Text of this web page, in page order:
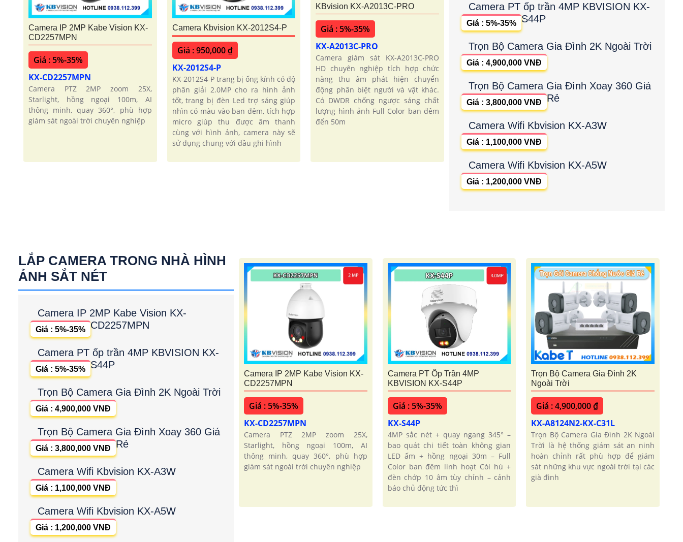
'
Camera IP 2MP Kabe Vision KX-
CD2257MPN
Giá : 5%-35%
KX-CD2257MPN
Camera PTZ 2MP zoom 25X,
Starlight, hồng ngoại 100m, AI
thông minh, quay 360°, phù hợp
giám sát ngoài trời chuyên nghiệp
Camera Kbvision KX-2012S4-P
Giá : 950,000 ₫
KX-2012S4-P
KX-2012S4-P trang bị ống kính có độ
phân giải 2.0MP cho ra hình ảnh
tốt, trang bị đèn Led trợ sáng giúp
nhìn có màu vào ban đêm, tích hợp
micro giúp thu được âm thanh
cùng với hình ảnh, camera này sẽ
sử dụng chung với đầu ghi hình
KBvision KX-A2013C-PRO
Giá : 5%-35%
KX-A2013C-PRO
Camera giám sát KX-A2013C-PRO
HD chuyên nghiệp tích hợp chức
năng thu âm phát hiện chuyển
động phân biệt người và vật khác.
Có DWDR chống ngược sáng chất
lượng hình ảnh Full Color ban đêm
đến 50m
Camera PT ốp trần 4MP KBVISION KX-
S44P
Giá : 5%-35%
Trọn Bộ Camera Gia Đình 2K Ngoài Trời
Giá : 4,900,000 VNĐ
Trọn Bộ Camera Gia Đình Xoay 360 Giá
Rẻ
Giá : 3,800,000 VNĐ
Camera Wifi Kbvision KX-A3W
Giá : 1,100,000 VNĐ
Camera Wifi Kbvision KX-A5W
Giá : 1,200,000 VNĐ
LẮP CAMERA TRONG NHÀ HÌNH
ẢNH SẮT NÉT
Camera IP 2MP Kabe Vision KX-
CD2257MPN
Giá : 5%-35%
Camera PT ốp trần 4MP KBVISION KX-
S44P
Giá : 5%-35%
Trọn Bộ Camera Gia Đình 2K Ngoài Trời
Giá : 4,900,000 VNĐ
Trọn Bộ Camera Gia Đình Xoay 360 Giá
Rẻ
Giá : 3,800,000 VNĐ
Camera Wifi Kbvision KX-A3W
Giá : 1,100,000 VNĐ
Camera Wifi Kbvision KX-A5W
Giá : 1,200,000 VNĐ
Camera IP 2MP Kabe Vision KX-
CD2257MPN
Giá : 5%-35%
KX-CD2257MPN
Camera PTZ 2MP zoom 25X,
Starlight, hồng ngoại 100m, AI
thông minh, quay 360°, phù hợp
giám sát ngoài trời chuyên nghiệp
Camera PT Ốp Trần 4MP
KBVISION KX-S44P
Giá : 5%-35%
KX-S44P
4MP sắc nét + quay ngang 345° –
bao quát chi tiết toàn không gian
LED ấm + hồng ngoại 30m – Full
Color ban đêm linh hoạt Còi hú +
đèn chớp 10 âm tùy chỉnh – cảnh
báo chủ động tức thì
Trọn Bộ Camera Gia Đình 2K
Ngoài Trời
Giá : 4,900,000 ₫
KX-A8124N2-KX-C31L
Trọn Bộ Camera Gia Đình 2K Ngoài
Trời là hệ thống giám sát an ninh
hoàn chỉnh rất phù hợp để giám
sát những khu vực ngoài trời tại các
già đình